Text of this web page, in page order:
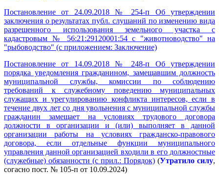
Постановление от 24.09.2018 № 254-п Об утверждении
заключения о результатах публ. слушаний по изменению вида
разрешенного использования земельного участка с
кадастровым № 56:21:29120001:54 с "животноводство" на
"рыбоводство" (с приложением: Заключение)
Постановление от 14.09.2018 № 248-п Об утверждении
порядка уведомления гражданином, замещавшим должность
муниципальной службы, комиссии по соблюдению
требований к служебному поведению муниципальных
служащих и урегулированию конфликта интересов, если в
течение двух лет со дня увольнения с муниципальной службы
гражданин замещает на условиях трудового договора
должности в организации и (или) выполняет в данной
организации работы на условиях гражданско-правового
договора, если отдельные функции муниципального
управления данной организацией входили в его должностные
(служебные) обязанности (с прил.: Порядок) (Утратило силу,
согасно пост. № 105-п от 10.09.2024)